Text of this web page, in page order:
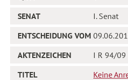
I. Senat
I R 94/09
Keine